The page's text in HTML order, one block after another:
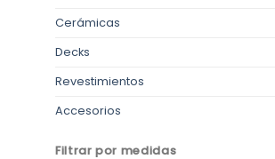
Cerámicas
Decks
Revestimientos
Accesorios
Filtrar por medidas